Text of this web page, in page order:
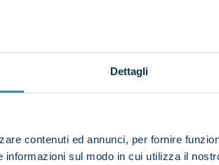
Dettagli
contenuti ed annunci, per fornire
informazioni sul modo in cui utilizza il